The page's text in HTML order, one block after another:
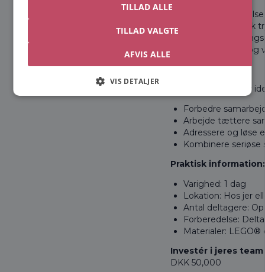
En fælles
Øget psykologisk
Konkrete
Et fælles sprog og
Målgruppe:
Denne workshop er
Forbedre
Arbejde tættere
Adressere og løse
Kombinere
Praktisk information:
Varighed: 1 dag​
Lokation: Hos jer
Antal deltagere: Op
Forberedelse:
Materialer:
Investér i jeres
DKK 50,000
TILLAD VALGTE
TILLAD ALLE
AFVIS ALLE
VIS DETALJER